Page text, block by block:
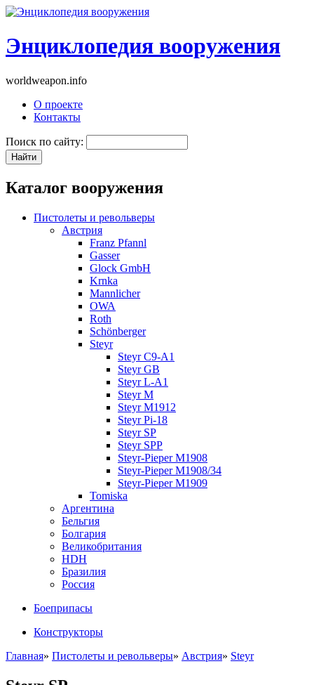
Энциклопедия вооружения
worldweapon.info
О проекте
Контакты
Поиск по сайту:
Каталог вооружения
Пистолеты и револьверы
Австрия
Franz Pfannl
Gasser
Glock GmbH
Krnka
Mannlicher
OWA
Roth
Schönberger
Steyr
Steyr C9-A1
Steyr GB
Steyr L-A1
Steyr M
Steyr M1912
Steyr Pi-18
Steyr SP
Steyr SPP
Steyr-Pieper M1908
Steyr-Pieper M1908/34
Steyr-Pieper M1909
Tomiska
Аргентина
Бельгия
Болгария
Великобритания
HDH
Бразилия
Россия
Боеприпасы
Конструкторы
Главная» Пистолеты и револьверы» Австрия» Steyr